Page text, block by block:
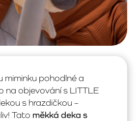
miminku pohodlné a
na objevování s LITTLE
s hrazdičkou –
Tato měkká deka s